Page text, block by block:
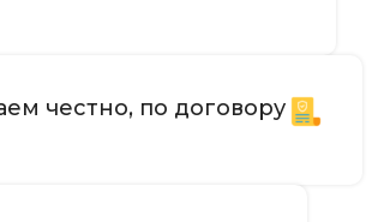
честно, по договору